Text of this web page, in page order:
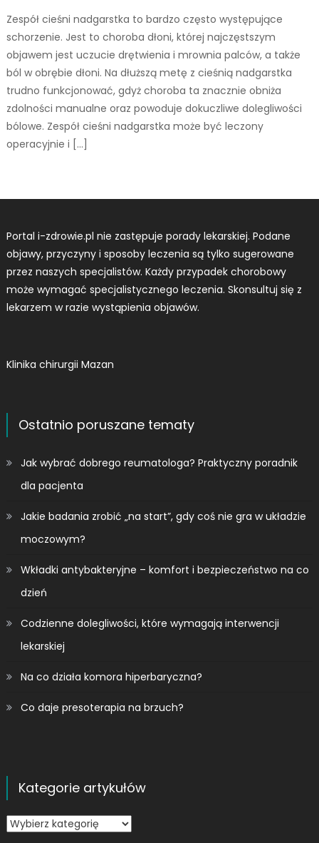
Zespół cieśni nadgarstka to bardzo często występujące
schorzenie. Jest to choroba dłoni, której najczęstszym
objawem jest uczucie drętwienia i mrownia palców, a także
ból w obrębie dłoni. Na dłuższą metę z cieśnią nadgarstka
trudno funkcjonować, gdyż choroba ta znacznie obniża
zdolności manualne oraz powoduje dokuczliwe dolegliwości
bólowe. Zespół cieśni nadgarstka może być leczony
operacyjnie i […]
Portal i-zdrowie.pl nie zastępuje porady lekarskiej. Podane
objawy, przyczyny i sposoby leczenia są tylko sugerowane
przez naszych specjalistów. Każdy przypadek chorobowy
może wymagać specjalistycznego leczenia. Skonsultuj się z
lekarzem w razie wystąpienia objawów.
Klinika chirurgii Mazan
Ostatnio poruszane tematy
Jak wybrać dobrego reumatologa? Praktyczny poradnik
dla pacjenta
Jakie badania zrobić „na start”, gdy coś nie gra w układzie
moczowym?
Wkładki antybakteryjne – komfort i bezpieczeństwo na co
dzień
Codzienne dolegliwości, które wymagają interwencji
lekarskiej
Na co działa komora hiperbaryczna?
Co daje presoterapia na brzuch?
Kategorie artykułów
Kategorie